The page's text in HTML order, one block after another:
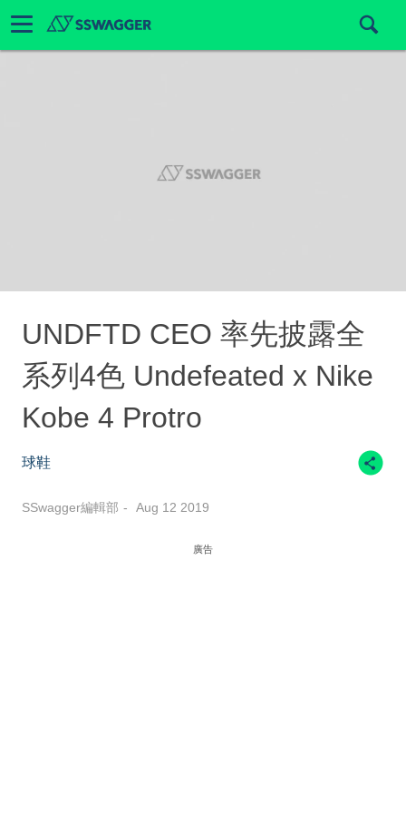
UNDFTD CEO 率先披露全
系列4色 Undefeated x Nike
Kobe 4 Protro
球鞋
SSwagger編輯部 Aug 12 2019
廣告